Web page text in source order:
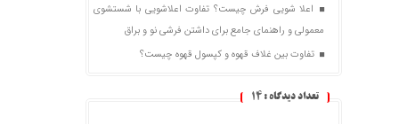
اعلا شویی فرش چیست؟ تفاوت اعلاشویی با شستشوی
معمولی و راهنمای جامع برای داشتن فرشی نو و براق
تفاوت بین غلاف قهوه و کپسول قهوه چیست؟
تعداد دیدگاه : 14